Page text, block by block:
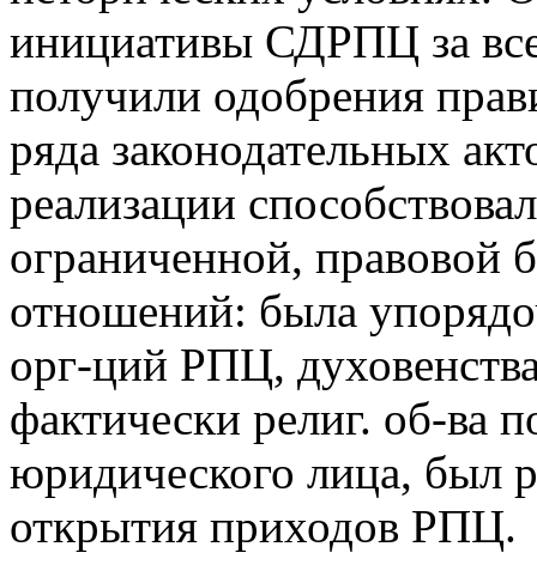
инициативы СДРПЦ за
получили одобрения
ряда законодательных
реализации
ограниченной, правовой
отношений: была
орг-ций РПЦ,
фактически религ. об-ва
юридического лица, был
открытия приходов РПЦ.